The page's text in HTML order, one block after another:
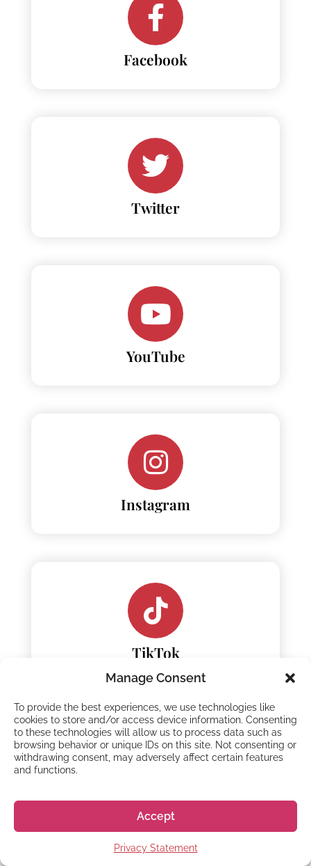
Manage Consent
To provide the best experiences, we use technologies like
cookies to store and/or access device information. Consenting
to these technologies will allow us to process data such as
browsing behavior or unique IDs on this site. Not consenting or
withdrawing consent, may adversely affect certain features
and functions.
Accept
Privacy Statement
Facebook
Twitter
YouTube
Instagram
TikTok
Go! Go! Nihon Live and
Study in Japan!